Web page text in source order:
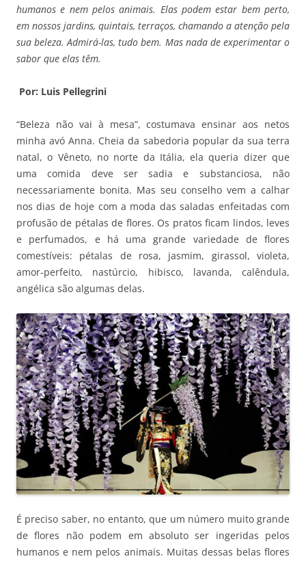
humanos e nem pelos animais. Elas podem estar bem perto,
em nossos jardins, quintais, terraços, chamando a atenção pela
sua beleza. Admirá-las, tudo bem. Mas nada de experimentar o
sabor que elas têm.
Por: Luis Pellegrini
“Beleza não vai à mesa”, costumava ensinar aos netos
minha avó Anna. Cheia da sabedoria popular da sua terra
natal, o Vêneto, no norte da Itália, ela queria dizer que
uma comida deve ser sadia e substanciosa, não
necessariamente bonita. Mas seu conselho vem a calhar
nos dias de hoje com a moda das saladas enfeitadas com
profusão de pétalas de flores. Os pratos ficam lindos, leves
e perfumados, e há uma grande variedade de flores
comestíveis: pétalas de rosa, jasmim, girassol, violeta,
amor-perfeito, nastúrcio, hibisco, lavanda, calêndula,
angélica são algumas delas.
É preciso saber, no entanto, que um número muito grande
de flores não podem em absoluto ser ingeridas pelos
humanos e nem pelos animais. Muitas dessas belas flores